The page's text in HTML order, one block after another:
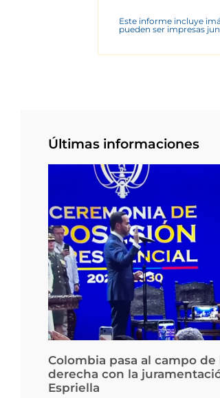
Este informe incluye
pueden ser impresas
Últimas informaciones
Colombia pasa al campo de
derecha con la
Espriella